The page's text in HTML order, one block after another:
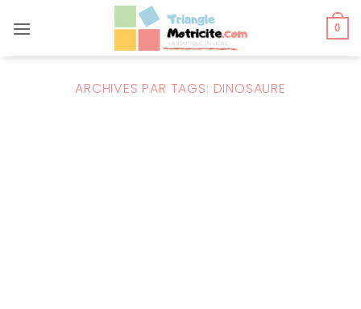
au
0
ARCHIVES PAR TAGS: DINOSAURE